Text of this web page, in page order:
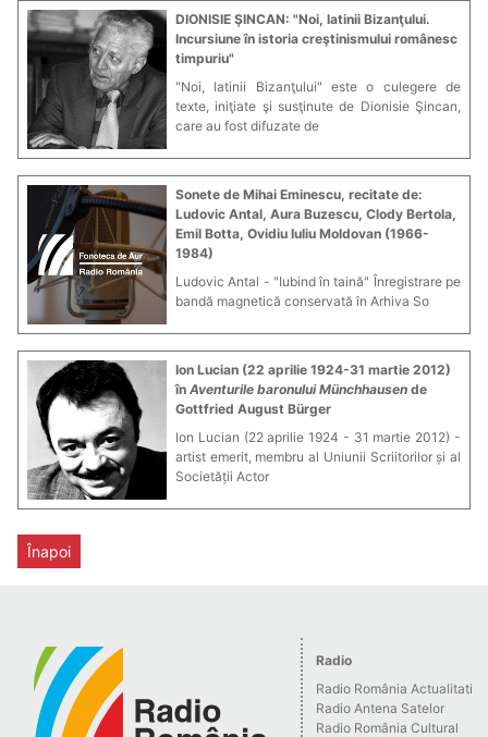
DIONISIE ŞINCAN: "Noi, latinii Bizanţului.
Incursiune în istoria creştinismului românesc
timpuriu"
"Noi, latinii Bizanţului" este o culegere de
texte, iniţiate şi susţinute de Dionisie Şincan,
care au fost difuzate de
Sonete de Mihai Eminescu, recitate de:
Ludovic Antal, Aura Buzescu, Clody Bertola,
Emil Botta, Ovidiu Iuliu Moldovan (1966-
1984)
Ludovic Antal - "Iubind în taină" Înregistrare pe
bandă magnetică conservată în Arhiva So
Ion Lucian (22 aprilie 1924-31 martie 2012)
în Aventurile baronului Münchhausen de
Gottfried August Bürger
Ion Lucian (22 aprilie 1924 - 31 martie 2012) -
artist emerit, membru al Uniunii Scriitorilor și al
Societății Actor
Înapoi
Radio
Radio România Actualitati
Radio Antena Satelor
Radio România Cultural